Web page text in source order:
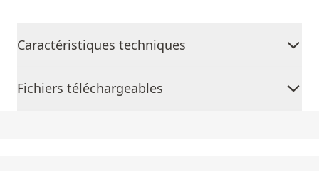
Caractéristiques techniques
Fichiers téléchargeables